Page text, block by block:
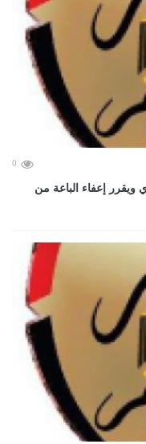
0
إعفاء الباعة من